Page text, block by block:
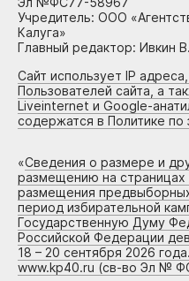
Учредитель: ООО
Калуга»
Главный редактор: Ивкин
Сайт использует IP
Пользователей сайта, а
Liveinternet и Google-
содержатся в Политике
«Сведения о размере и
размещению на страницах
размещения
период избирательной
Государственную Думу
Российской Федерации
18 – 20 сентября 2026
www.kp40.ru (св-во Эл №